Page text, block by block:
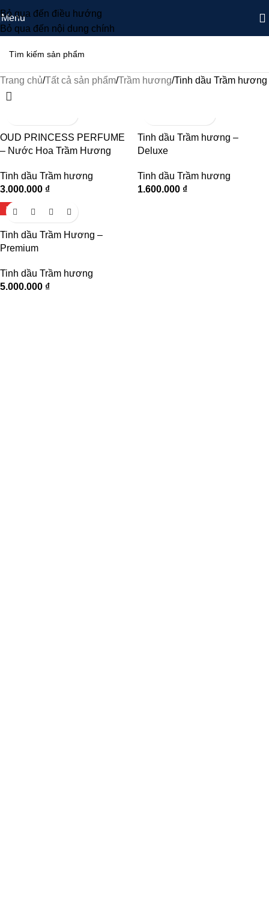
Bỏ qua đến điều hướng
Bỏ qua đến nội dung chính
Menu
Trang chủ Tất cả sản phẩm Trầm hương Tinh dầu Trầm hương
OUD PRINCESS PERFUME
– Nước Hoa Trầm Hương
Tinh dầu Trầm hương
3.000.000 ₫
Tinh dầu Trầm hương –
Deluxe
Tinh dầu Trầm hương
1.600.000 ₫
HOT
Tinh dầu Trầm Hương –
Premium
Tinh dầu Trầm hương
5.000.000 ₫